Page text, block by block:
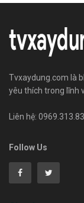
Tvxaydung.com là
yêu thích trong lĩnh
Liên hệ:
Follow Us